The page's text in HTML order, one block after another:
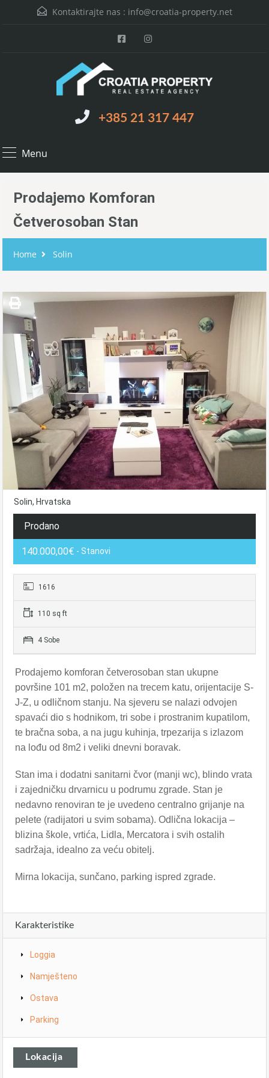
Kontaktirajte nas : info@croatia-property.net
+385 21 317 447
Menu
Prodajemo Komforan
Četverosoban Stan
Home Solin
Solin, Hrvatska
Prodano
140.000,00€ - Stanovi
1616
110 sq ft
4 Sobe
Prodajemo komforan četverosoban stan ukupne
površine 101 m2, položen na trecem katu, orijentacije S-
J-Z, u odličnom stanju. Na sjeveru se nalazi odvojen
spavaći dio s hodnikom, tri sobe i prostranim kupatilom,
te bračna soba, a na jugu kuhinja, trpezarija s izlazom
na lođu od 8m2 i veliki dnevni boravak.
Stan ima i dodatni sanitarni čvor (manji wc), blindo vrata
i zajedničku drvarnicu u podrumu zgrade. Stan je
nedavno renoviran te je uvedeno centralno grijanje na
pelete (radijatori u svim sobama). Odlična lokacija –
blizina škole, vrtića, Lidla, Mercatora i svih ostalih
sadržaja, idealno za veću obitelj.
Mirna lokacija, sunčano, parking ispred zgrade.
Karakteristike
Loggia
Namješteno
Ostava
Parking
Lokacija